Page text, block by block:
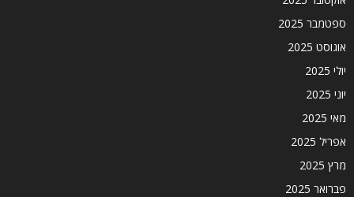
ספטמבר 2025
אוגוסט 2025
יולי 2025
יוני 2025
מאי 2025
אפריל 2025
מרץ 2025
פברואר 2025